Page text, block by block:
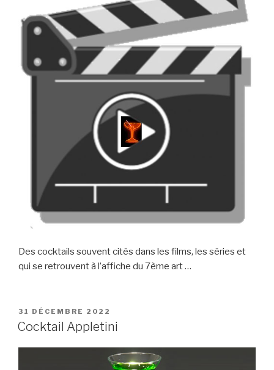
Des cocktails souvent cités dans les films, les séries et
qui se retrouvent à l’affiche du 7ème art …
PUBLIÉ
LE
31 DÉCEMBRE 2022
Cocktail Appletini